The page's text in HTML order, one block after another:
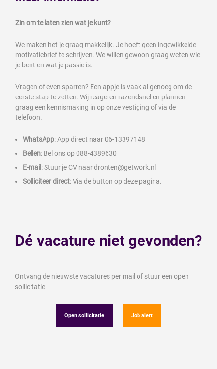
Zin om te laten zien wat je kunt?
We maken het je graag makkelijk. Je hoeft geen ingewikkelde
motivatiebrief te schrijven. We willen gewoon graag weten wie
je bent en wat je passie is.
Vragen of even sparren? Een appje is vaak al genoeg om de
eerste stap te zetten. Wij reageren razendsnel en plannen
graag een kennismaking in op onze vestiging of via de
telefoon.
WhatsApp: App direct naar 06-13397148
Bellen: Bel ons op 088-4389630
E-mail: Stuur je CV naar dronten@getwork.nl
Solliciteer direct: Via de button op deze pagina.
Dé vacature niet gevonden?
Ontvang de nieuwste vacatures per mail of stuur een open
sollicitatie
Open sollicitatie Job alert